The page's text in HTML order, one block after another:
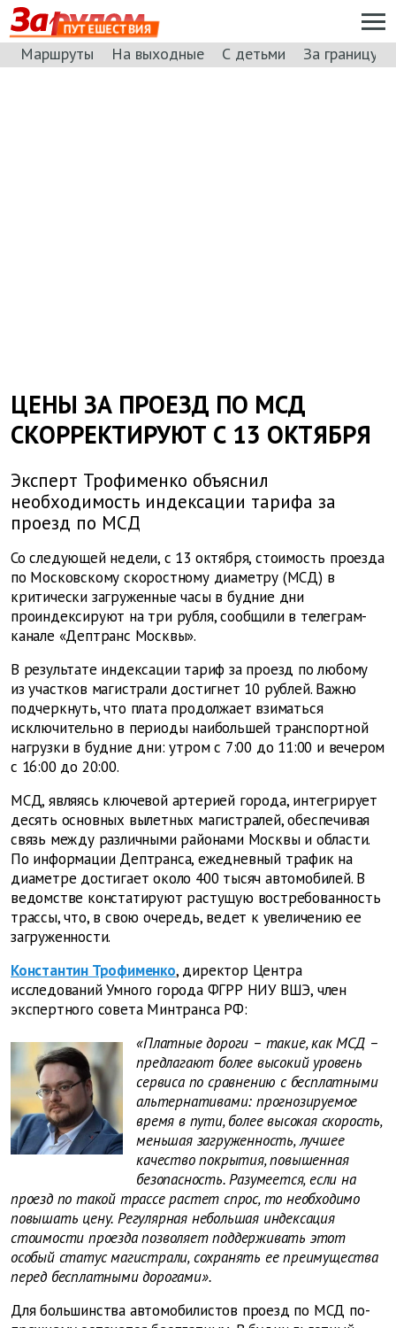
ПУТЕШЕСТВИЯ
Маршруты На выходные С детьми За границу
ЦЕНЫ ЗА ПРОЕЗД ПО МСД
СКОРРЕКТИРУЮТ С 13 ОКТЯБРЯ
Эксперт Трофименко объяснил
необходимость индексации тарифа за
проезд по МСД
Со следующей недели, с 13 октября, стоимость проезда
по Московскому скоростному диаметру (МСД) в
критически загруженные часы в будние дни
проиндексируют на три рубля, сообщили в телеграм-
канале «Дептранс Москвы».
В результате индексации тариф за проезд по любому
из участков магистрали достигнет 10 рублей. Важно
подчеркнуть, что плата продолжает взиматься
исключительно в периоды наибольшей транспортной
нагрузки в будние дни: утром с 7:00 до 11:00 и вечером
с 16:00 до 20:00.
МСД, являясь ключевой артерией города, интегрирует
десять основных вылетных магистралей, обеспечивая
связь между различными районами Москвы и области.
По информации Дептранса, ежедневный трафик на
диаметре достигает около 400 тысяч автомобилей. В
ведомстве констатируют растущую востребованность
трассы, что, в свою очередь, ведет к увеличению ее
загруженности.
Константин Трофименко, директор Центра
исследований Умного города ФГРР НИУ ВШЭ, член
экспертного совета Минтранса РФ:
«Платные дороги – такие, как МСД –
предлагают более высокий уровень
сервиса по сравнению с бесплатными
альтернативами: прогнозируемое
время в пути, более высокая скорость,
меньшая загруженность, лучшее
качество покрытия, повышенная
безопасность. Разумеется, если на
проезд по такой трассе растет спрос, то необходимо
повышать цену. Регулярная небольшая индексация
стоимости проезда позволяет поддерживать этот
особый статус магистрали, сохранять ее преимущества
перед бесплатными дорогами».
Для большинства автомобилистов проезд по МСД по-